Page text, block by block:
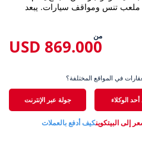
ملعب تنس ومواقف سيارات. يبعد
من
869.000 USD
الوكلاء جولة عبر الإنترنت
في المواقع المختلفة؟
إلى البيتكوينكيف أدفع بالعملات